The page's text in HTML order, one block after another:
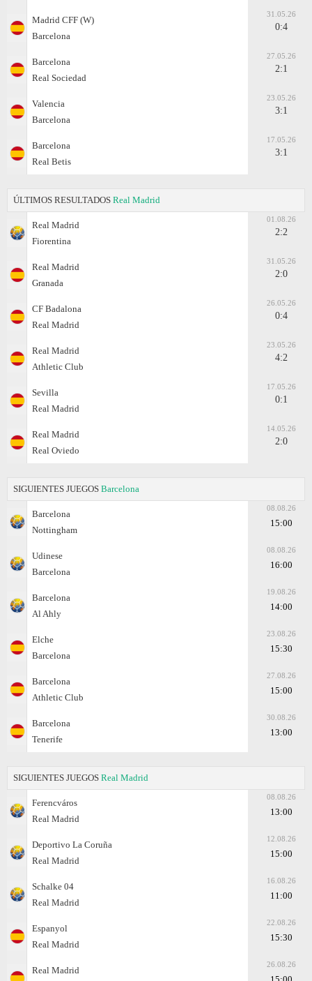
Madrid CFF (W)
Barcelona
31.05.26
0:4
Barcelona
Real Sociedad
27.05.26
2:1
Valencia
Barcelona
23.05.26
3:1
Barcelona
Real Betis
17.05.26
3:1
ÚLTIMOS RESULTADOS Real Madrid
Real Madrid
Fiorentina
01.08.26
2:2
Real Madrid
Granada
31.05.26
2:0
CF Badalona
Real Madrid
26.05.26
0:4
Real Madrid
Athletic Club
23.05.26
4:2
Sevilla
Real Madrid
17.05.26
0:1
Real Madrid
Real Oviedo
14.05.26
2:0
SIGUIENTES JUEGOS Barcelona
Barcelona
Nottingham
08.08.26
15:00
Udinese
Barcelona
08.08.26
16:00
Barcelona
Al Ahly
19.08.26
14:00
Elche
Barcelona
23.08.26
15:30
Barcelona
Athletic Club
27.08.26
15:00
Barcelona
Tenerife
30.08.26
13:00
SIGUIENTES JUEGOS Real Madrid
Ferencváros
Real Madrid
08.08.26
13:00
Deportivo La Coruña
Real Madrid
12.08.26
15:00
Schalke 04
Real Madrid
16.08.26
11:00
Espanyol
Real Madrid
22.08.26
15:30
Real Madrid
26.08.26